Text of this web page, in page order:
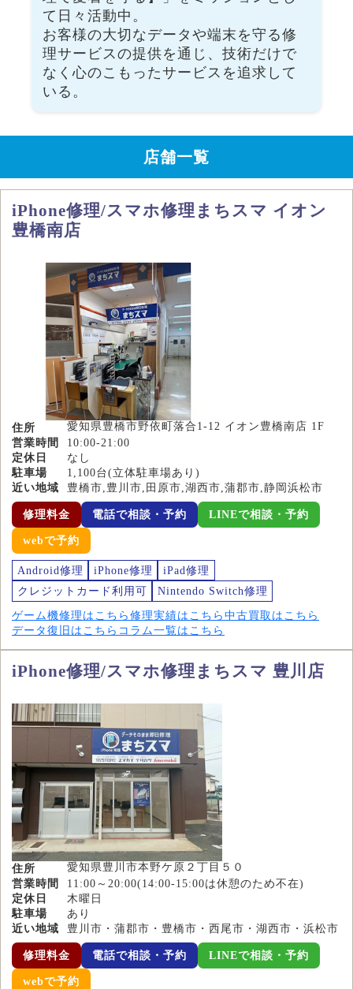
て日々活動中。
お客様の大切なデータや端末を守る修
理サービスの提供を通じ、技術だけで
なく心のこもったサービスを追求して
いる。
店舗一覧
iPhone修理/スマホ修理まちスマ イオン
豊橋南店
住所
愛知県豊橋市野依町落合1-12 イオン豊橋南店 1F
営業時間
10:00-21:00
定休日
なし
駐車場
1,100台(立体駐車場あり)
近い地域
豊橋市,豊川市,田原市,湖西市,蒲郡市,静岡浜松市
修理料金 電話で相談・予約 LINEで相談・予約
webで予約
Android修理 iPhone修理
iPad修理
クレジットカード利用可
Nintendo Switch修理
ゲーム機修理はこちら 修理実績はこちら 中古買取はこちら
データ復旧はこちら コラム一覧はこちら
iPhone修理/スマホ修理まちスマ 豊川店
住所
愛知県豊川市本野ケ原２丁目５０
営業時間
11:00～20:00(14:00-15:00は休憩のため不在)
定休日
木曜日
駐車場
あり
近い地域
豊川市・蒲郡市・豊橋市・西尾市・湖西市・浜松市
修理料金 電話で相談・予約 LINEで相談・予約
webで予約